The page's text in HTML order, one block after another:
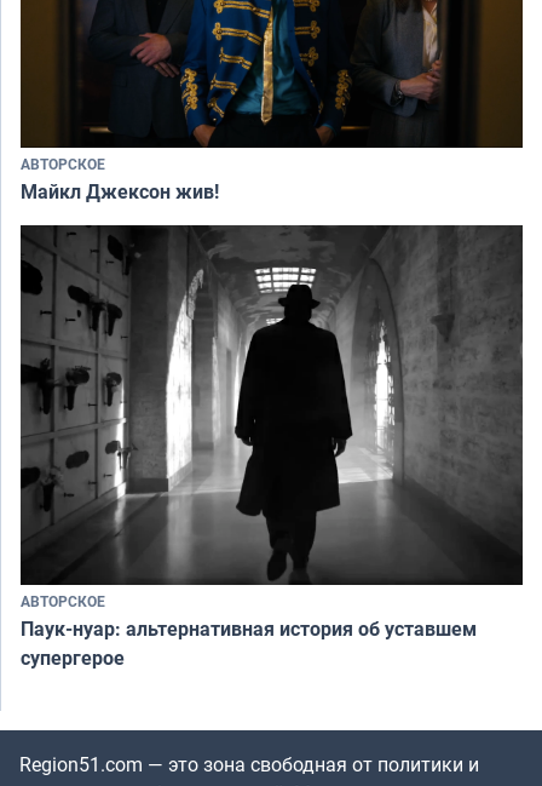
АВТОРСКОЕ
Майкл Джексон жив!
АВТОРСКОЕ
Паук-нуар: альтернативная история об уставшем
супергерое
Region51.com — это зона свободная от политики и